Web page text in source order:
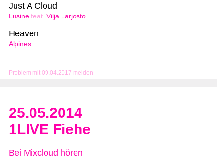
Problem mit 09.04.2017 melden
Lusine feat. Vilja Larjosto
Just A Cloud
Alpines
Heaven
25.05.2014
1LIVE Fiehe
Bei Mixcloud hören